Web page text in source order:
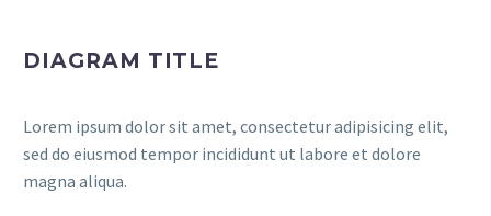
DIAGRAM TITLE
Lorem ipsum dolor sit amet, consectetur adipisicing elit,
sed do eiusmod tempor incididunt ut labore et dolore
magna aliqua.